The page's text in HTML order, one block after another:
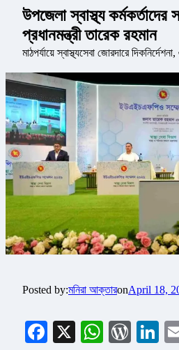
উপজেলা স্বাস্থ্য কর্মকর্তাদের
প্রধানমন্ত্রী তারেক রহমান
মাঠপর্যায়ে স্বাস্থ্যসেবা জোরদারে
Posted by:মনিরা আক্তারonApril 18,
Facebook
X